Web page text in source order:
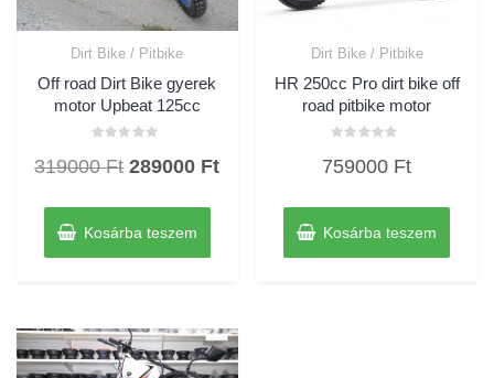
Dirt Bike / Pitbike
Off road Dirt Bike gyerek
motor Upbeat 125cc
0
319000Ft Original
was:
319000 Ft.
289000 FtCurrent
289000 Ft.
Kosárba teszem
Dirt Bike / Pitbike
HR 250cc Pro dirt bike off
road pitbike motor
0
759000 Ft
Kosárba teszem